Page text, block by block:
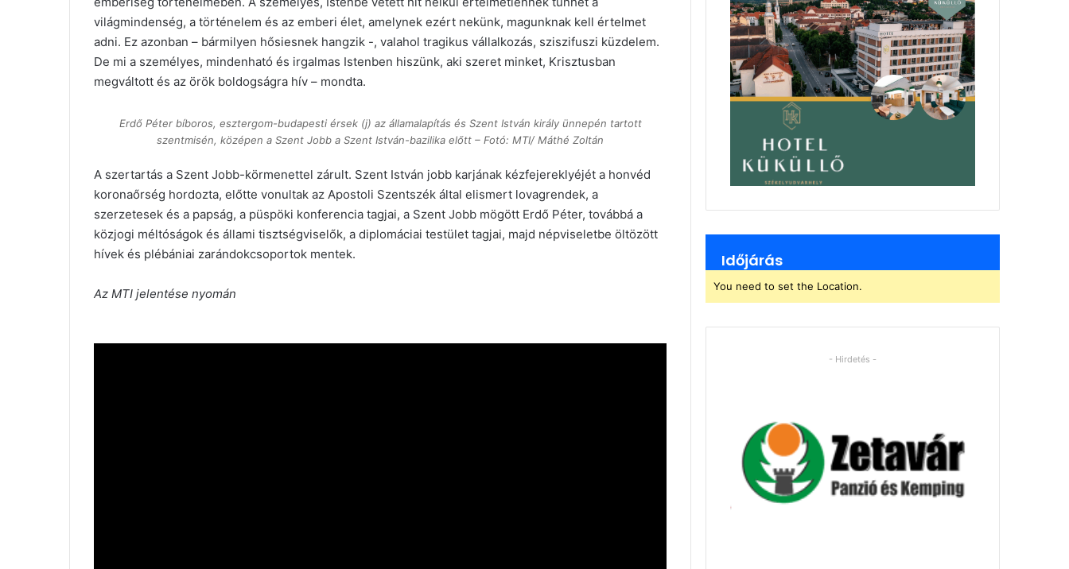
világmindenség, a történelem és az emberi élet, amelynek ezért nekünk, magunknak kell értelmet
adni. Ez azonban – bármilyen hősiesnek hangzik -, valahol tragikus vállalkozás, sziszifuszi küzdelem.
De mi a személyes, mindenható és irgalmas Istenben hiszünk, aki szeret minket, Krisztusban
megváltott és az örök boldogságra hív – mondta.
Erdő Péter bíboros, esztergom-budapesti érsek (j) az államalapítás és Szent István király ünnepén tartott
szentmisén, középen a Szent Jobb a Szent István-bazilika előtt – Fotó: MTI/ Máthé Zoltán
A szertartás a Szent Jobb-körmenettel zárult. Szent István jobb karjának kézfejereklyéjét a honvéd
koronaőrség hordozta, előtte vonultak az Apostoli Szentszék által elismert lovagrendek, a
szerzetesek és a papság, a püspöki konferencia tagjai, a Szent Jobb mögött Erdő Péter, továbbá a
közjogi méltóságok és állami tisztségviselők, a diplomáciai testület tagjai, majd népviseletbe öltözött
hívek és plébániai zarándokcsoportok mentek.
Az MTI jelentése nyomán
Időjárás
You need to set the Location.
- Hirdetés -